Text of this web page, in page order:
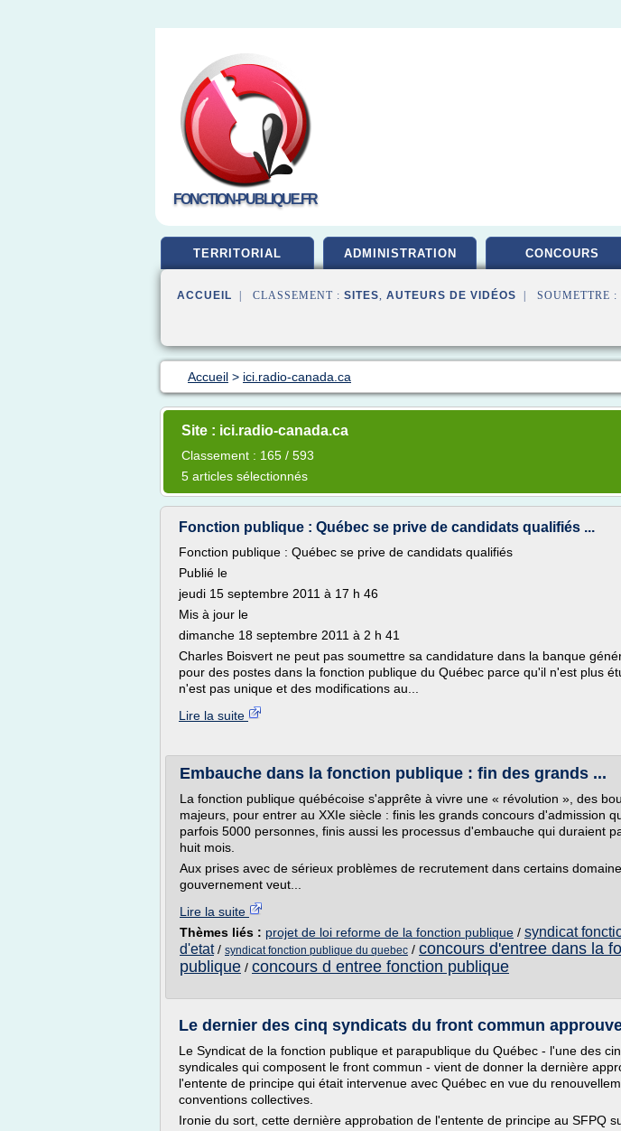
FONCTION-PUBLIQUE.FR
TERRITORIAL ADMINISTRATION CONCOURS
ACCUEIL | CLASSEMENT : SITES, AUTEURS DE VIDÉOS | SOUMETTRE :
Accueil > ici.radio-canada.ca
Site : ici.radio-canada.ca
Classement : 165 / 593
5 articles sélectionnés
Fonction publique : Québec se prive de candidats qualifiés ...
Fonction publique : Québec se prive de candidats qualifiés
Publié le
jeudi 15 septembre 2011 à 17 h 46
Mis à jour le
dimanche 18 septembre 2011 à 2 h 41
Charles Boisvert ne peut pas soumettre sa candidature dans la banque
pour des postes dans la fonction publique du Québec parce qu'il n'est plus
n'est pas unique et des modifications au...
Lire la suite
Embauche dans la fonction publique : fin des grands ...
La fonction publique québécoise s'apprête à vivre une « révolution », des
majeurs, pour entrer au XXIe siècle : finis les grands concours d'admission
parfois 5000 personnes, finis aussi les processus d'embauche qui duraient
huit mois.
Aux prises avec de sérieux problèmes de recrutement dans certains
gouvernement veut...
Lire la suite
Thèmes liés : projet de loi reforme de la fonction publique / syndicat
d'etat/ syndicat fonction publique du quebec / concours d'entree dans la
publique / concours d entree fonction publique
Le dernier des cinq syndicats du front commun
Le Syndicat de la fonction publique et parapublique du Québec - l'une des
syndicales qui composent le front commun - vient de donner la dernière
l'entente de principe qui était intervenue avec Québec en vue du
conventions collectives.
Ironie du sort, cette dernière approbation de l'entente de principe au SFPQ